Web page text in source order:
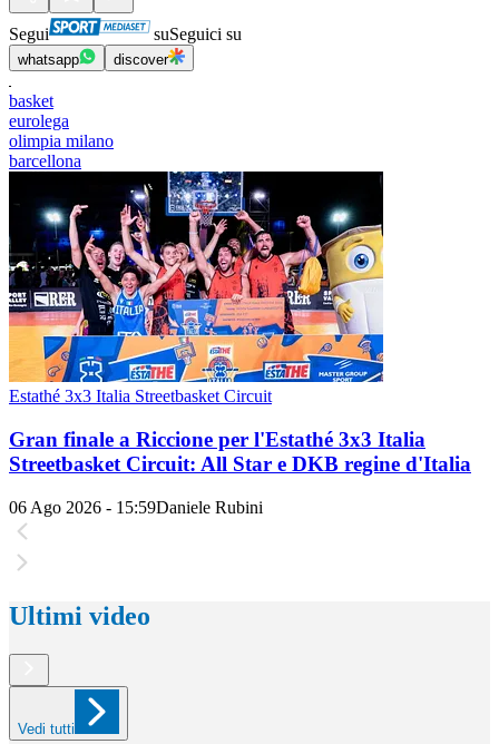
Segui suSeguici su
whatsapp discover
basket
eurolega
olimpia milano
barcellona
Estathé 3x3 Italia Streetbasket Circuit
Gran finale a Riccione per l'Estathé 3x3 Italia
Streetbasket Circuit: All Star e DKB regine d'Italia
06 Ago 2026 - 15:59Daniele Rubini
Ultimi video
Vedi tutti